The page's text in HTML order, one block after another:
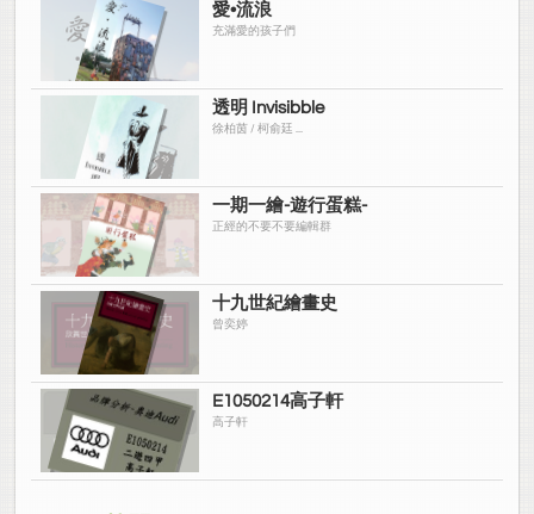
愛•流浪
充滿愛的孩子們
透明 Invisibble
徐柏茵 / 柯俞廷 ...
一期一繪-遊行蛋糕-
正經的不要不要編輯群
十九世紀繪畫史
曾奕婷
E1050214高子軒
高子軒